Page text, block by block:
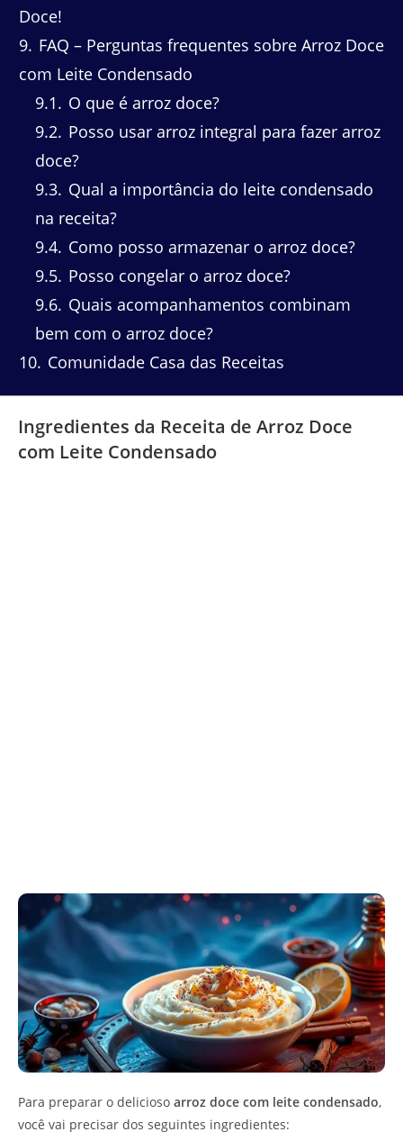
Doce!
9 FAQ – Perguntas frequentes sobre Arroz Doce
com Leite Condensado
9.1
O que é arroz doce?
9.2 Posso usar arroz integral para fazer arroz
doce?
9.3 Qual a importância do leite condensado
na receita?
9.4 Como posso armazenar o arroz doce?
9.5 Posso congelar o arroz doce?
9.6 Quais acompanhamentos combinam
bem com o arroz doce?
10 Comunidade Casa das Receitas
Ingredientes da Receita de Arroz Doce
com Leite Condensado
Para preparar o delicioso arroz doce com leite condensado,
você vai precisar dos seguintes ingredientes: